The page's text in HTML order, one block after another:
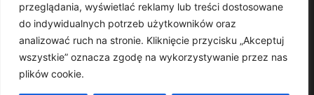
przeglądania, wyświetlać reklamy lub treści dostosowane
do indywidualnych potrzeb użytkowników oraz
analizować ruch na stronie. Kliknięcie przycisku „Akceptuj
wszystkie” oznacza zgodę na wykorzystywanie przez nas
plików cookie.
Kontakt
Mapa witryny
Polityka prywatności
RSS